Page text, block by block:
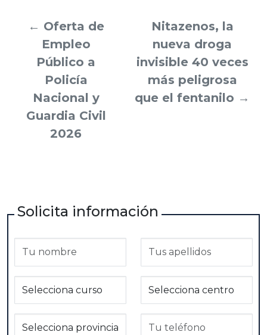
← Oferta de
Empleo
Público a
Policía
Nacional y
Guardia Civil
2026
Nitazenos, la
nueva droga
invisible 40 veces
más peligrosa
que el fentanilo →
Solicita información